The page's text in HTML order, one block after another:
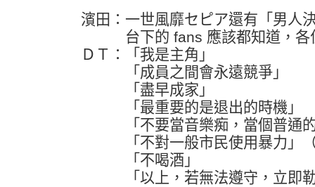
濱田：一世風靡セピア還有「男人
台下的 fans 應該都知道，各
ＤＴ：「我是主角」
「成員之間會永遠競爭」
「盡早成家」
「最重要的是退出的時機」
「不要當音樂痴，當個普通的
「不對一般市民使用暴力」
「不喝酒」
「以上，若無法遵守，立即勒